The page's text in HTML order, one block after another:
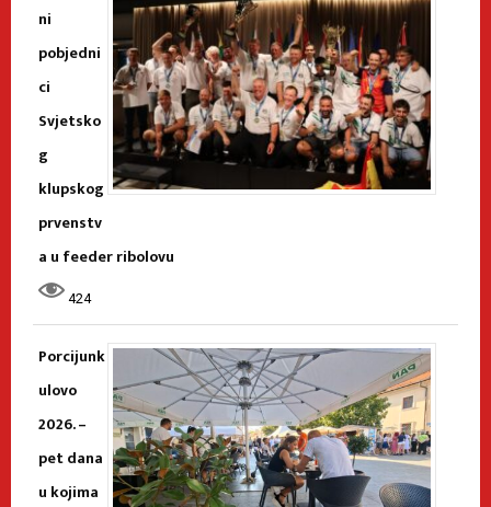
ni
pobjedni
ci
Svjetsko
g
klupskog
prvenstv
a u feeder ribolovu
424
Porcijunk
ulovo
2026. –
pet dana
u kojima